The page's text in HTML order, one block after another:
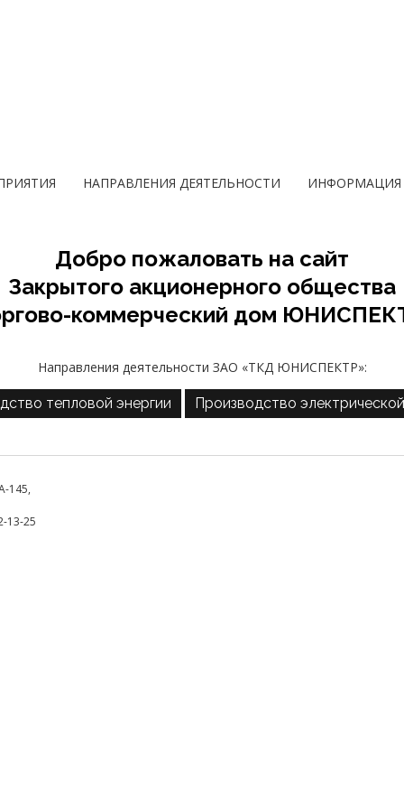
НАПРАВЛЕНИЯ ДЕЯТЕЛЬНОСТИ ИНФОРМАЦИЯ
Добро пожаловать на сайт
Закрытого акционерного общества
коммерческий дом
Направления деятельности ЗАО «ТКД ЮНИСПЕКТР»:
тепловой энергии Производство
145,
13-25